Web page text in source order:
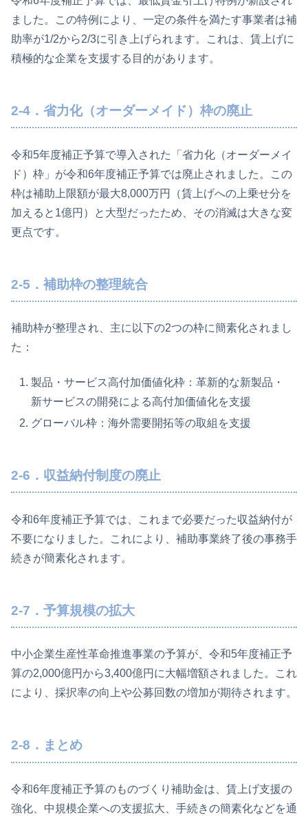
ました。この特例により、一定の条件を満たす事業者は補
助率が1/2から2/3に引き上げられます。これは、賃上げに
積極的な企業を支援する目的があります。
2-4．省力化（オーダーメイド）枠の廃止
令和5年度補正予算で導入された「省力化（オーダーメイ
ド）枠」が令和6年度補正予算では廃止されました。この
枠は補助上限額が最大8,000万円（賃上げへの上乗せ分を
加えると1億円）と大型だったため、その消滅は大きな変
更点です。
2-5．補助枠の整理統合
補助枠が整理され、主に以下の2つの枠に簡素化されまし
た：
製品・サービス高付加価値化枠：革新的な新製品・
新サービスの開発による高付加価値化を支援
グローバル枠：海外需要開拓等の取組を支援
2-6．収益納付制度の廃止
令和6年度補正予算では、これまで必要だった収益納付が
不要になりました。これにより、補助事業終了後の事務手
続きが簡素化されます。
2-7．予算規模の拡大
中小企業生産性革命推進事業の予算が、令和5年度補正予
算の2,000億円から3,400億円に大幅増額されました。これ
により、採択率の向上や公募回数の増加が期待されます。
2-8．まとめ
令和6年度補正予算のものづくり補助金は、賃上げ支援の
強化、中規模企業への支援拡大、手続きの簡素化などを通